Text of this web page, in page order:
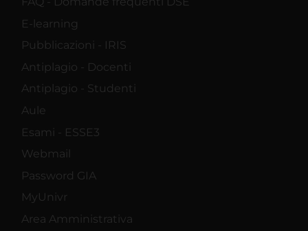
E-learning
Pubblicazioni - IRIS
Antiplagio - Docenti
Antiplagio - Studenti
Aule
Esami - ESSE3
Webmail
Password GIA
MyUnivr
Area Amministrativa